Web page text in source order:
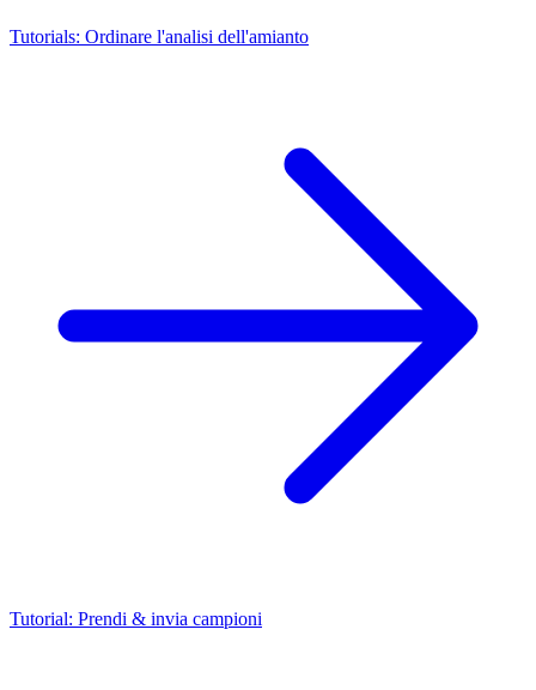
Tutorials: Ordinare l'analisi dell'amianto
Tutorial: Prendi & invia campioni